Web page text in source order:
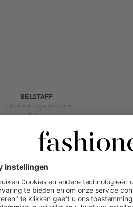
BELSTAFF
T-Shirt mit Logo schwarz
T-shirt